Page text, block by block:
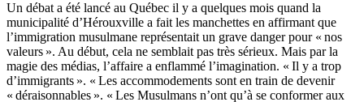
Un débat a été lancé au Québec il y a quelques mois quand la
municipalité d’Hérouxville a fait les manchettes en affirmant que
l’immigration musulmane représentait un grave danger pour « nos
valeurs ». Au début, cela ne semblait pas très sérieux. Mais par la
magie des médias, l’affaire a enflammé l’imagination. « Il y a trop
d’immigrants ». « Les accommodements sont en train de devenir
« déraisonnables ». « Les Musulmans n’ont qu’à se conformer aux